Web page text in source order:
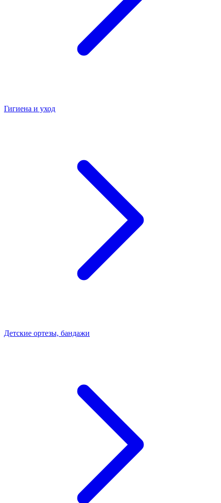
Гигиена и уход
Детские ортезы, бандажи